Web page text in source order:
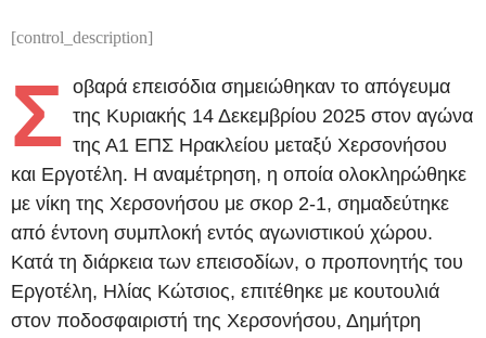
[control_description]
Σ οβαρά επεισόδια σημειώθηκαν το απόγευμα
της Κυριακής 14 Δεκεμβρίου 2025 στον αγώνα
της Α1 ΕΠΣ Ηρακλείου μεταξύ Χερσονήσου
και Εργοτέλη. Η αναμέτρηση, η οποία ολοκληρώθηκε
με νίκη της Χερσονήσου με σκορ 2-1, σημαδεύτηκε
από έντονη συμπλοκή εντός αγωνιστικού χώρου.
Κατά τη διάρκεια των επεισοδίων, ο προπονητής του
Εργοτέλη, Ηλίας Κώτσιος, επιτέθηκε με κουτουλιά
στον ποδοσφαιριστή της Χερσονήσου, Δημήτρη